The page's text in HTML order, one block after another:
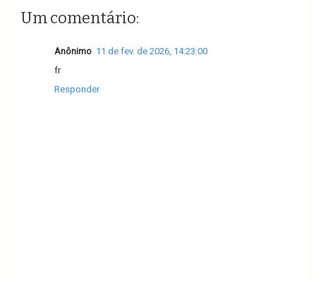
Um comentário:
Anônimo 11 de fev. de 2026, 14:23:00
fr
Responder